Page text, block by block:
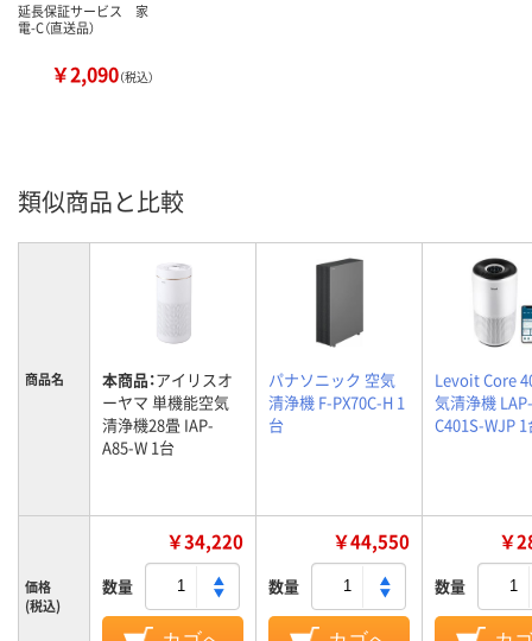
延長保証サービス 家
電-C（直送品）
￥2,090（税込）
類似商品と比較
商品名 本商品：アイリスオ
ーヤマ 単機能空気
清浄機28畳 IAP-
A85-W 1台
パナソニック 空気
清浄機 F-PX70C-H 1
台
Levoit Core
気清浄機 LAP-
C401S-WJP 1
価格
(税込)
￥34,220
数量
￥44,550
数量
￥
数量